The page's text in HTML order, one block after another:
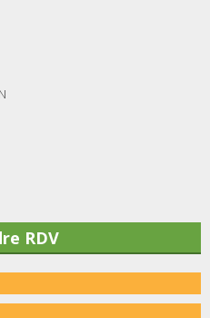
RDV